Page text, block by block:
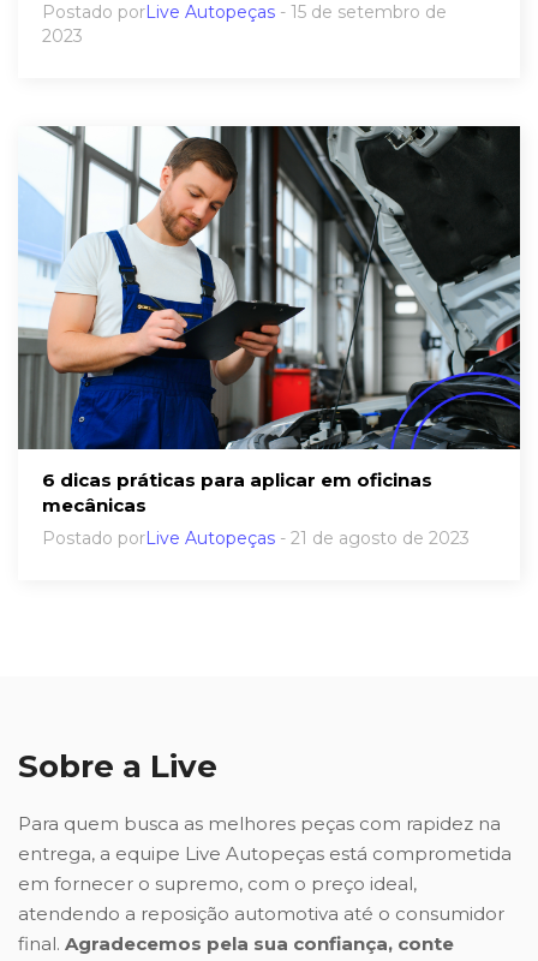
Postado porLive Autopeças - 15 de setembro de
2023
6 dicas práticas para aplicar em oficinas
mecânicas
Postado porLive Autopeças - 21 de agosto de 2023
Sobre a Live
Para quem busca as melhores peças com rapidez na
entrega, a equipe Live Autopeças está comprometida
em fornecer o supremo, com o preço ideal,
atendendo a reposição automotiva até o consumidor
final. Agradecemos pela sua confiança, conte